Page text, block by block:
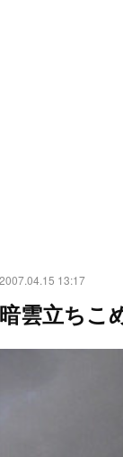
2007.04.15 13:17
暗雲立ちこ